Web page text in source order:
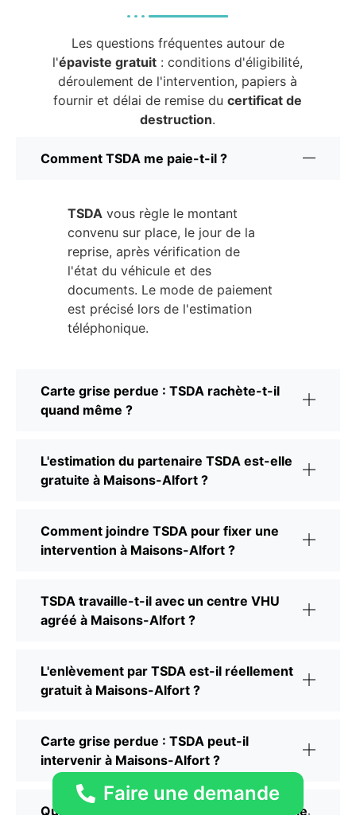
Les questions fréquentes autour de
l'épaviste gratuit : conditions d'éligibilité,
déroulement de l'intervention, papiers à
fournir et délai de remise ducertificat de
destruction.
Comment TSDA me paie-t-il ?
TSDA vous règle le montant
convenu sur place, le jour de la
reprise, après vérification de
l'état du véhicule et des
documents. Le mode de paiement
est précisé lors de l'estimation
téléphonique.
Carte grise perdue : TSDA rachète-t-il
quand même ?
L'estimation du partenaire TSDA est-elle
gratuite à Maisons-Alfort ?
Comment joindre TSDA pour fixer une
intervention à Maisons-Alfort ?
TSDA travaille-t-il avec un centre VHU
agréé à Maisons-Alfort ?
L'enlèvement par TSDA est-il réellement
gratuit à Maisons-Alfort ?
Carte grise perdue : TSDA peut-il
intervenir à Maisons-Alfort ?
Quels documents TSDA vérifie-t-il avant le
Faire une demande